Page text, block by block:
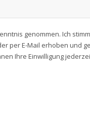
genommen. Ich
per E-Mail erhoben und
Ihre Einwilligung